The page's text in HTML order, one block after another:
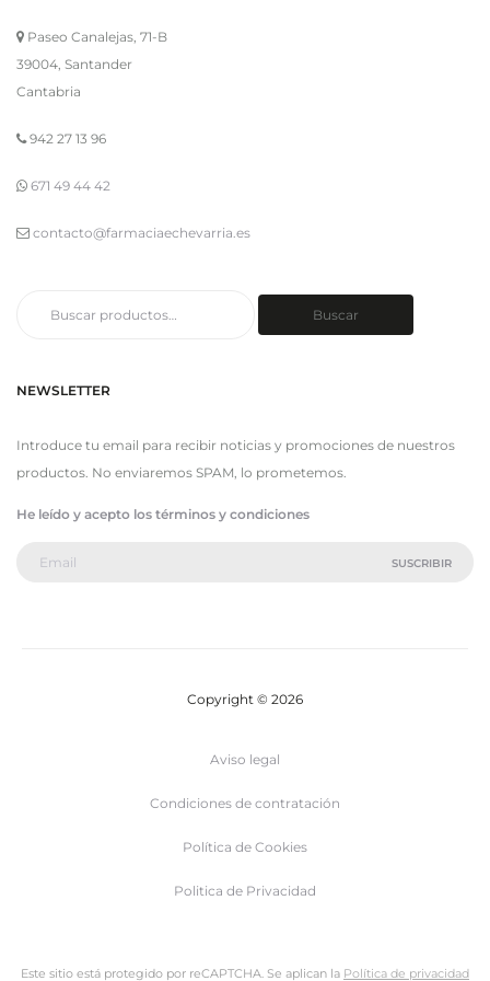
Paseo Canalejas, 71-B
39004, Santander
Cantabria
942 27 13 96
671 49 44 42
contacto@farmaciaechevarria.es
Buscar
NEWSLETTER
Introduce tu email para recibir noticias y promociones de nuestros
productos. No enviaremos SPAM, lo prometemos.
He leído y acepto los términos y condiciones
Copyright © 2026
Aviso legal
Condiciones de contratación
Política de Cookies
Politica de Privacidad
Este sitio está protegido por reCAPTCHA. Se aplican la Política de privacidad